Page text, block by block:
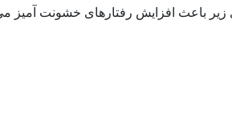
زیر باعث افزایش رفتارهای خشونت آمیز